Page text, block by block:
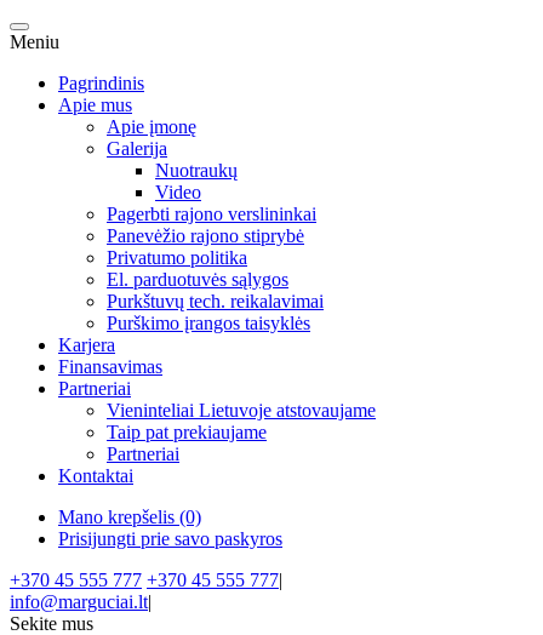
Meniu
Pagrindinis
Apie mus
Apie įmonę
Galerija
Nuotraukų
Video
Pagerbti rajono verslininkai
Panevėžio rajono stiprybė
Privatumo politika
El. parduotuvės sąlygos
Purkštuvų tech. reikalavimai
Purškimo įrangos taisyklės
Karjera
Finansavimas
Partneriai
Vieninteliai Lietuvoje atstovaujame
Taip pat prekiaujame
Partneriai
Kontaktai
Mano krepšelis (0)
Prisijungti prie savo paskyros
+370 45 555 777 +370 45 555 777|
info@marguciai.lt|
Sekite mus